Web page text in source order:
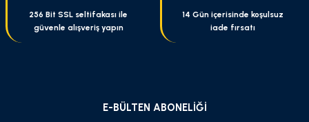
256 Bit SSL seltifakası ile
güvenle alışveriş yapın
14 Gün içerisinde koşulsuz
iade fırsatı
E-BÜLTEN ABONELİĞİ